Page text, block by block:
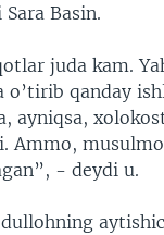
Basin.
juda kam.
qanday
ayniqsa,
Ammo,
- deydi u.